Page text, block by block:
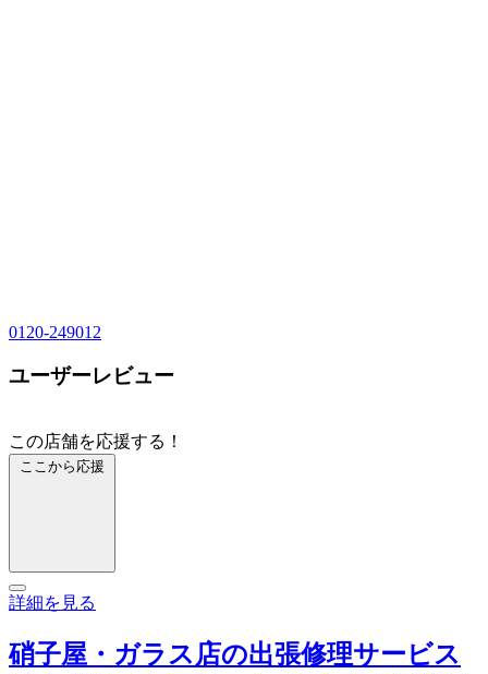
0120-249012
ユーザーレビュー
この店舗を応援する！
ここから応援
詳細を見る
硝子屋・ガラス店の出張修理サービス